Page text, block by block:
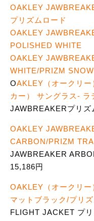
OAKLEY
プリズムロード
OAKLEY
POLISHED WHITE
OAKLEY
WHITE/PRIZM SNOW
OAKLEY（オークリ
カー） サングラス- ラ
JAWBREAKERプリズ
OAKLEY
CARBON/PRIZM
JAWBREAKER
15,186円
OAKLEY（オークリ
マットブラック/プリ
FLIGHT JACKET プ